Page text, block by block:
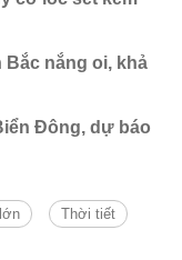
Bắc nắng oi, khả
Đông, dự báo
Thời tiết